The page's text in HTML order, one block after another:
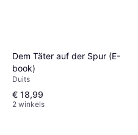
Dem Täter auf der Spur (E-
book)
Duits
€ 18,99
2 winkels